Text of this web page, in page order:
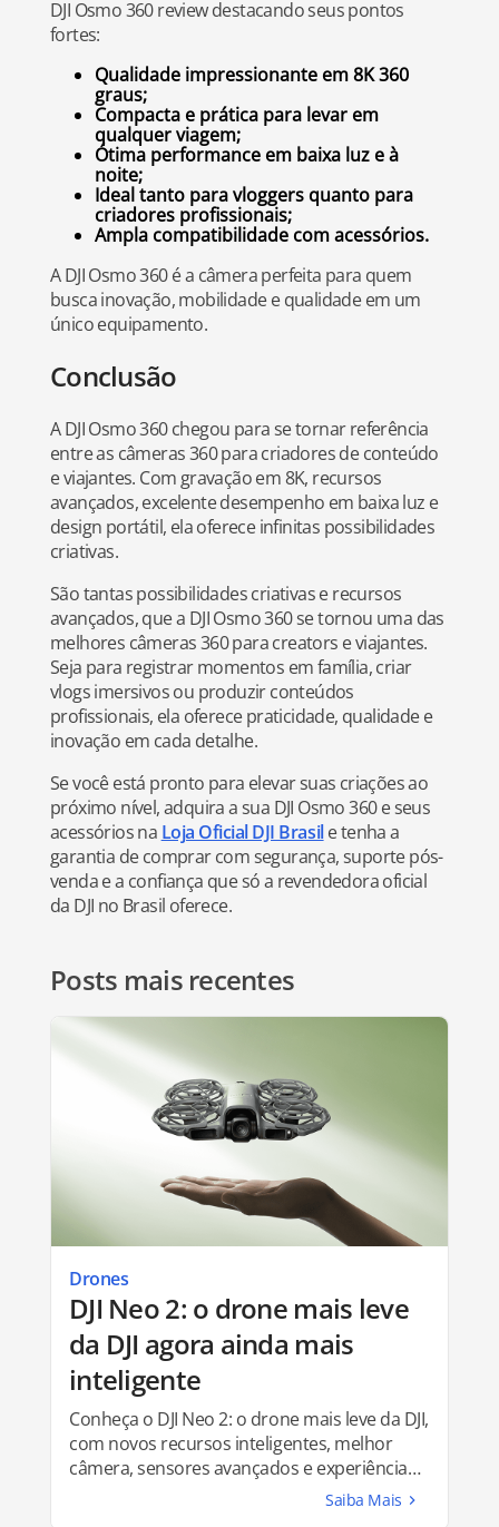
DJI Osmo 360 review destacando seus pontos
fortes:
Qualidade impressionante em 8K 360
graus;
Compacta e prática para levar em
qualquer viagem;
Ótima performance em baixa luz e à
noite;
Ideal tanto para vloggers quanto para
criadores profissionais;
Ampla compatibilidade com acessórios.
A DJI Osmo 360 é a câmera perfeita para quem
busca inovação, mobilidade e qualidade em um
único equipamento.
Conclusão
A DJI Osmo 360 chegou para se tornar referência
entre as câmeras 360 para criadores de conteúdo
e viajantes. Com gravação em 8K, recursos
avançados, excelente desempenho em baixa luz e
design portátil, ela oferece infinitas possibilidades
criativas.
São tantas possibilidades criativas e recursos
avançados, que a DJI Osmo 360 se tornou uma das
melhores câmeras 360 para creators e viajantes.
Seja para registrar momentos em família, criar
vlogs imersivos ou produzir conteúdos
profissionais, ela oferece praticidade, qualidade e
inovação em cada detalhe.
Se você está pronto para elevar suas criações ao
próximo nível, adquira a sua DJI Osmo 360 e seus
acessórios na Loja Oficial DJI Brasile tenha a
garantia de comprar com segurança, suporte pós-
venda e a confiança que só a revendedora oficial
da DJI no Brasil oferece.
Posts mais recentes
Drones
DJI Neo 2: o drone mais leve
da DJI agora ainda mais
inteligente
Conheça o DJI Neo 2: o drone mais leve da DJI,
com novos recursos inteligentes, melhor
câmera, sensores avançados e experiência